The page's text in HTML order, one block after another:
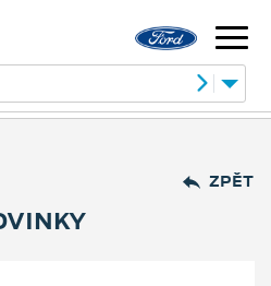
ZPĚT